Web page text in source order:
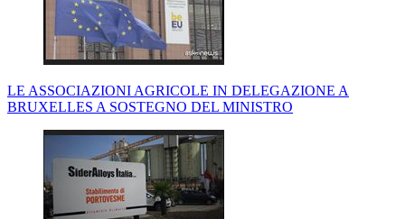
LE ASSOCIAZIONI AGRICOLE IN DELEGAZIONE A
BRUXELLES A SOSTEGNO DEL MINISTRO